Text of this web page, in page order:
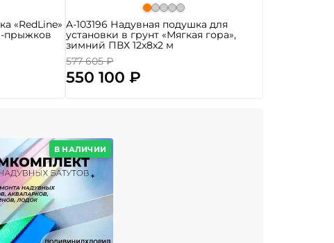
«RedLine»
прыжков
A-103196 Надувная подушка для
установки в грунт «Мягкая гора»,
зимний ПВХ 12х8х2 м
577 605 ₽
550 100 ₽
В НАЛИЧИИ